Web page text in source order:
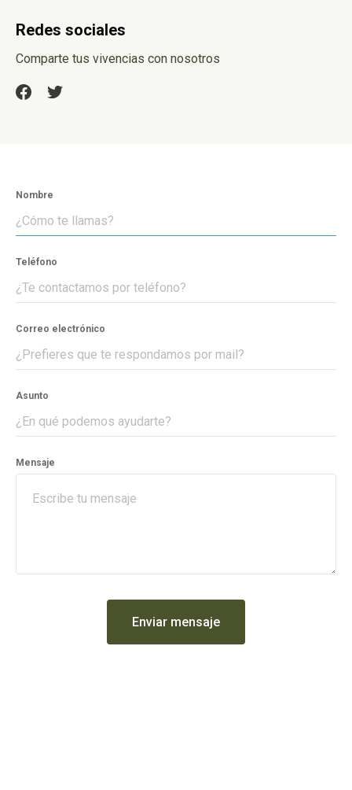
Redes sociales
Comparte tus vivencias con nosotros
Nombre
Teléfono
Correo electrónico
Asunto
Mensaje